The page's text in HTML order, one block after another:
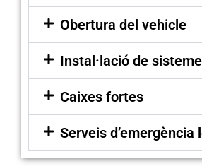
Obertura del vehicle
Instal·lació de
Caixes fortes
Serveis d’emergència